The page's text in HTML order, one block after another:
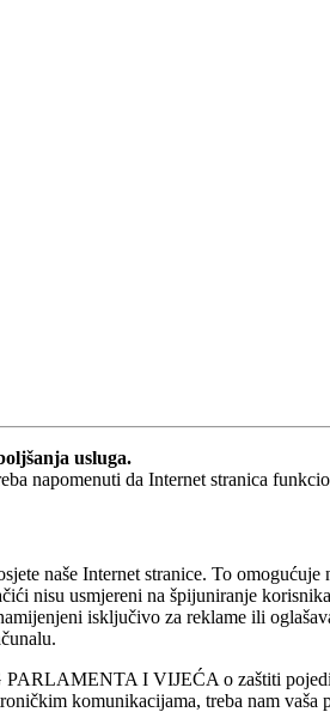
usluga.
napomenuti da Internet stranica
naše Internet stranice. To
nisu usmjereni na špijuniranje
isključivo za reklame ili
I VIJEĆA o zaštiti
komunikacijama, treba nam vaša